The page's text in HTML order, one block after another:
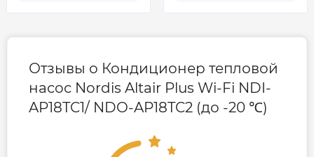
Габариты, размеры, вес
Размер, внешний блок, мм 853х602х349
Размер, внутренний блок, мм 910x294x206
Отзывы о Кондиционер тепловой
насос Nordis Altair Plus Wi-Fi NDI-
AP18TC1/ NDO-AP18TC2 (до -20 ℃)